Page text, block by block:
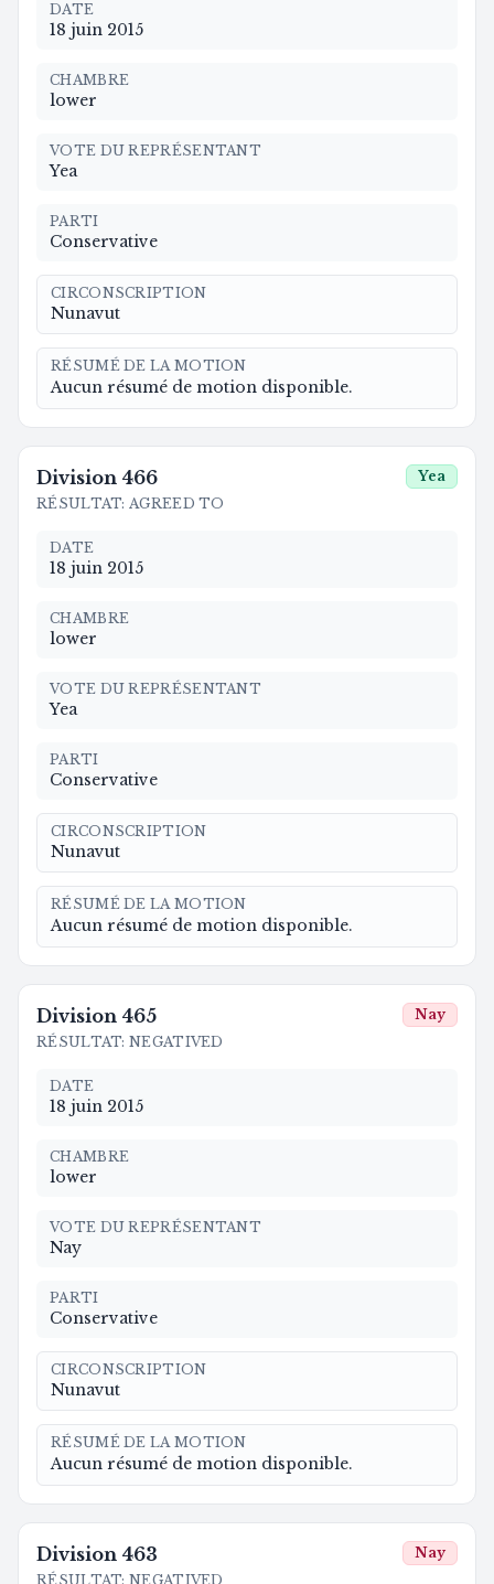
DATE
18 juin 2015
CHAMBRE
lower
VOTE DU REPRÉSENTANT
Yea
PARTI
Conservative
CIRCONSCRIPTION
Nunavut
RÉSUMÉ DE LA MOTION
Aucun résumé de motion disponible.
Division 466
RÉSULTAT: AGREED TO
Yea
DATE
18 juin 2015
CHAMBRE
lower
VOTE DU REPRÉSENTANT
Yea
PARTI
Conservative
CIRCONSCRIPTION
Nunavut
RÉSUMÉ DE LA MOTION
Aucun résumé de motion disponible.
Division 465
RÉSULTAT: NEGATIVED
Nay
DATE
18 juin 2015
CHAMBRE
lower
VOTE DU REPRÉSENTANT
Nay
PARTI
Conservative
CIRCONSCRIPTION
Nunavut
RÉSUMÉ DE LA MOTION
Aucun résumé de motion disponible.
Division 463
RÉSULTAT: NEGATIVED
Nay